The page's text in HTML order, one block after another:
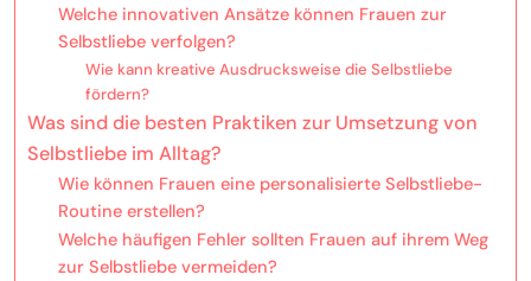
Welche innovativen Ansätze können Frauen zur
Selbstliebe verfolgen?
Wie kann kreative Ausdrucksweise die Selbstliebe
fördern?
Was sind die besten Praktiken zur Umsetzung von
Selbstliebe im Alltag?
Wie können Frauen eine personalisierte Selbstliebe-
Routine erstellen?
Welche häufigen Fehler sollten Frauen auf ihrem Weg
zur Selbstliebe vermeiden?